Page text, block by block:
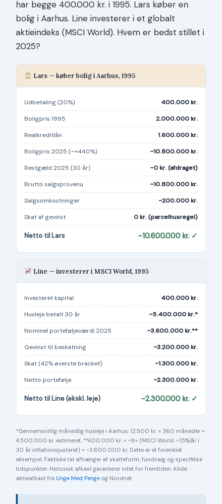
har begge 400.000 kr. i 1995. Lars køber en
bolig i Aarhus. Line investerer i et globalt
aktieindeks (MSCI World). Hvem er bedst stillet i
2025?
Lars — køber bolig i Aarhus, 1995
Udbetaling (20%) 400.000 kr.
Boligpris 1995 2.000.000 kr.
Realkreditlån 1.600.000 kr.
Boligpris 2025 (~+440%) ~10.800.000 kr.
Restgæld 2025 (30 år) ~0 kr. (afdraget)
Brutto salgsprovenu ~10.800.000 kr.
Salgsomkostninger ~200.000 kr.
Skat af gevinst 0 kr. (parcelhusregel)
Netto til Lars ~10.600.000 kr. ✓
Line — investerer i MSCI World, 1995
Investeret kapital 400.000 kr.
Husleje betalt 30 år ~5.400.000 kr.*
Nominel porteføljeværdi 2025 ~3.600.000 kr.**
Gevinst til beskatning ~3.200.000 kr.
Skat (42% øverste bracket) ~1.300.000 kr.
Netto portefølje ~2.300.000 kr.
Netto til Line (ekskl. leje) ~2.300.000 kr. ✓
*Gennemsnitlig månedlig husleje i Aarhus: 12.500 kr. × 360 måneder =
4.500.000 kr. estimeret. **400.000 kr. × ~9× (MSCI World ~7,5%/år i
30 år inflationsjusteret) = ~3.600.000 kr. Dette er et forenklet
eksempel. Faktiske tal afhænger af skatteform, fundvalg og specifikke
tidspunkter. Historisk afkast garanterer intet for fremtiden. Kilde:
aktieafkast fra Unge Med Penge og Nordnet.